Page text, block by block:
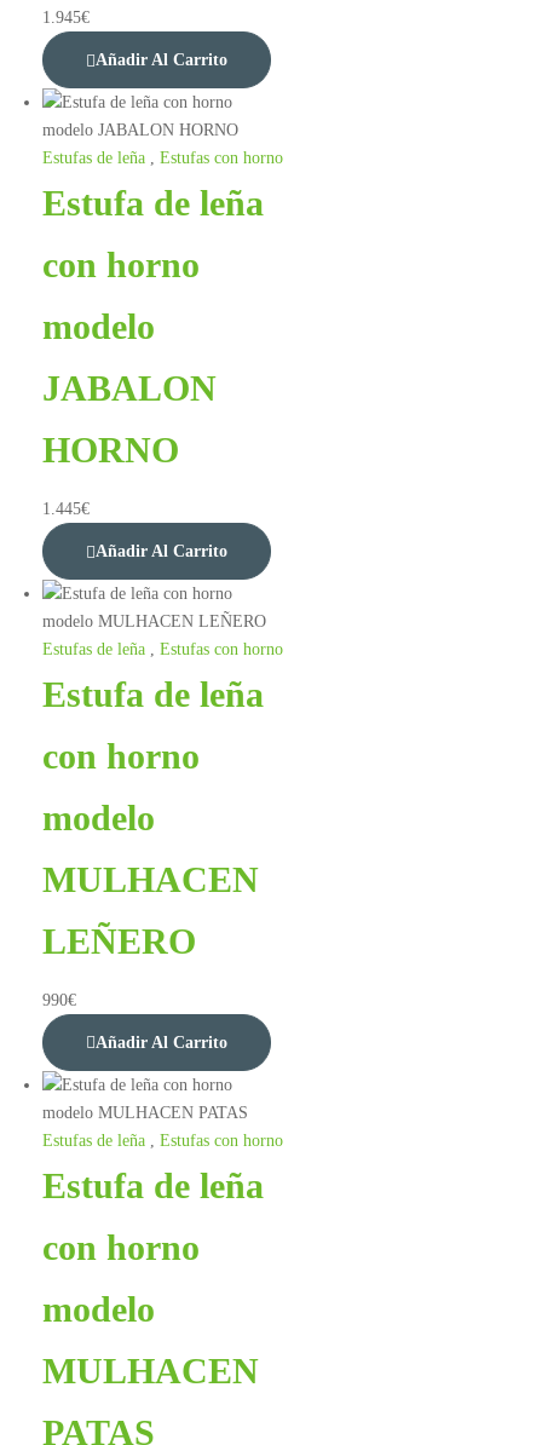
1.945€
Añadir Al Carrito
Estufas de leña, Estufas con horno
Estufa de leña
con horno
modelo
JABALON
HORNO
1.445€
Añadir Al Carrito
Estufas de leña, Estufas con horno
Estufa de leña
con horno
modelo
MULHACEN
LEÑERO
990€
Añadir Al Carrito
Estufas de leña, Estufas con horno
Estufa de leña
con horno
modelo
MULHACEN
PATAS